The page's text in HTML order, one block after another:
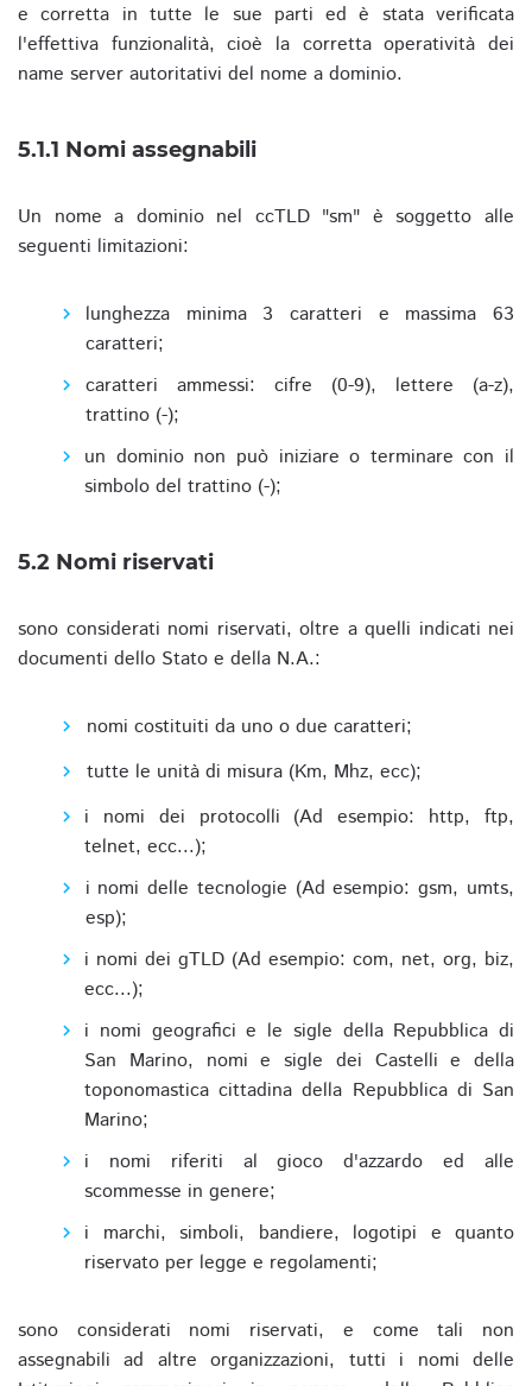
e corretta in tutte le sue parti ed è stata verificata
l'effettiva funzionalità, cioè la corretta operatività dei
name server autoritativi del nome a dominio.
5.1.1 Nomi assegnabili
Un nome a dominio nel ccTLD "sm" è soggetto alle
seguenti limitazioni:
lunghezza minima 3 caratteri e massima 63
caratteri;
caratteri ammessi: cifre (0-9), lettere (a-z),
trattino (-);
un dominio non può iniziare o terminare con il
simbolo del trattino (-);
5.2 Nomi riservati
sono considerati nomi riservati, oltre a quelli indicati nei
documenti dello Stato e della N.A.:
nomi costituiti da uno o due caratteri;
tutte le unità di misura (Km, Mhz, ecc);
i nomi dei protocolli (Ad esempio: http, ftp,
telnet, ecc...);
i nomi delle tecnologie (Ad esempio: gsm, umts,
esp);
i nomi dei gTLD (Ad esempio: com, net, org, biz,
ecc...);
i nomi geografici e le sigle della Repubblica di
San Marino, nomi e sigle dei Castelli e della
toponomastica cittadina della Repubblica di San
Marino;
i nomi riferiti al gioco d'azzardo ed alle
scommesse in genere;
i marchi, simboli, bandiere, logotipi e quanto
riservato per legge e regolamenti;
sono considerati nomi riservati, e come tali non
assegnabili ad altre organizzazioni, tutti i nomi delle